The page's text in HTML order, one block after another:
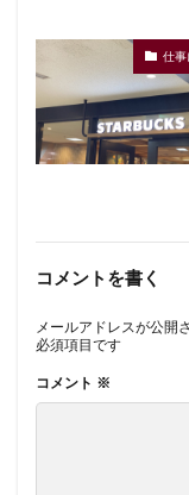
仕事
コメントを書く
メールアドレスが公開
必須項目です
コメント ※